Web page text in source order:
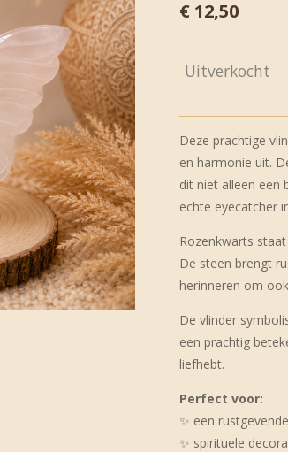
€ 12,50
Uitverkocht
Deze prachtige
en harmonie uit.
dit niet alleen een
echte eyecatcher
Rozenkwarts
De steen brengt
herinneren om
De vlinder
een prachtig
liefhebt.
Perfect voor:
✨ een
✨ spirituele